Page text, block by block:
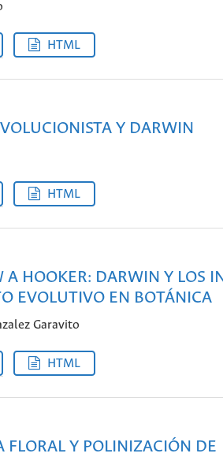
HTML
Y DARWIN
HTML
A HOOKER: DARWIN Y LOS
EVOLUTIVO EN BOTÁNICA
Garavito
HTML
FLORAL Y POLINIZACIÓN DE